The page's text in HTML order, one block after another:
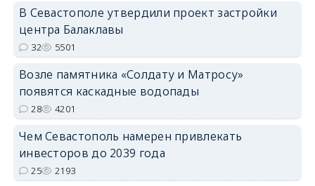
В Севастополе утвердили проект застройки
центра Балаклавы
32 5501
Возле памятника «Солдату и Матросу»
появятся каскадные водопады
28 4201
Чем Севастополь намерен привлекать
инвесторов до 2039 года
25 2193